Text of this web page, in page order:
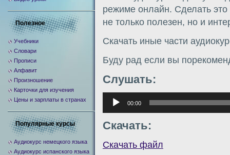
режиме онлайн. Сделать
не только полезен, но и
Скачать иные части
Буду рад если вы
Слушать:
Аудиоплеер
00:00
Скачать:
Скачать файл
Полезное
Учебники
Словари
Прописи
Алфавит
Произношение
Карточки для изучения
Цены и зарплаты в странах
Популярные курсы
Аудиокурс немецкого языка
Аудиокурс испанского языка